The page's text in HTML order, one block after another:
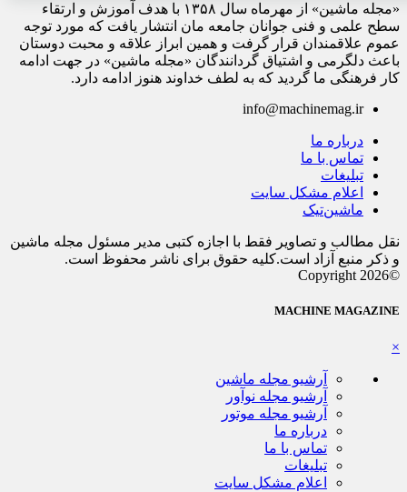
«مجله ماشین» از مهرماه سال ۱۳۵۸ با هدف آموزش و ارتقاء
سطح علمی و فنی جوانان جامعه مان انتشار یافت که مورد توجه
عموم علاقمندان قرار گرفت و همین ابراز علاقه و محبت دوستان
باعث دلگرمی و اشتیاق گردانندگان «مجله ماشین» در جهت ادامه
کار فرهنگی ما گردید که به لطف خداوند هنوز ادامه دارد.
info@machinemag.ir
درباره ما
تماس با ما
تبلیغات
اعلام مشکل سایت
ماشین‌تیک
نقل مطالب و تصاویر فقط با اجازه کتبی مدیر مسئول مجله ماشین
و ذکر منبع آزاد است.کلیه حقوق برای ناشر محفوظ است.
©Copyright 2026
MACHINE MAGAZINE
×
آرشیو مجله ماشین
آرشیو مجله نوآور
آرشیو مجله موتور
درباره ما
تماس با ما
تبلیغات
اعلام مشکل سایت